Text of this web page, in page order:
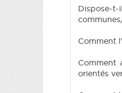
Dispose-
Comment
Comment
orientés